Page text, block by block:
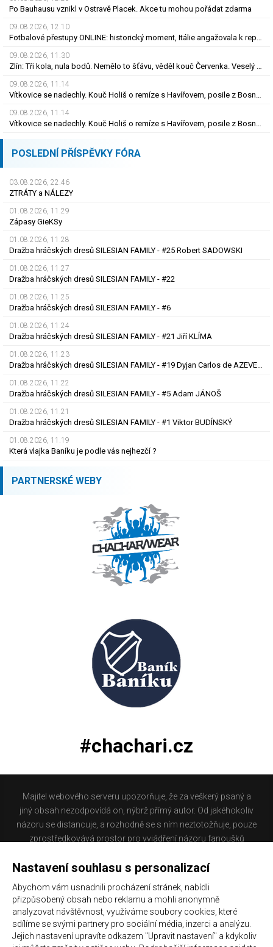
Po Bauhausu vznikl v Ostravě Placek. Akce tu mohou pořádat zdarma
09.08.2026, 12.10
Fotbalové přestupy ONLINE: historický moment, Itálie angažovala k reprezentaci šermířku
09.08.2026, 11.30
Zlín: Tři kola, nula bodů. Nemělo to šťávu, věděl kouč Červenka. Veselý dostal dárek
09.08.2026, 11.14
Vítkovice se nadechly. Kouč Holiš o remíze s Havířovem, posile z Bosny i béčku
09.08.2026, 11.14
Vítkovice se nadechly. Kouč Holiš o remíze s Havířovem, posile z Bosny i béčku
POSLEDNÍ PŘÍSPĚVKY FÓRA
03.08.2026, 22.46
ZTRÁTY a NÁLEZY
01.08.2026, 11.29
Zápasy GieKSy
01.08.2026, 11.28
Dražba hráčských dresů SILESIAN FAMILY - #25 Robert SADOWSKI
01.08.2026, 11.27
Dražba hráčských dresů SILESIAN FAMILY - #22
01.08.2026, 11.25
Dražba hráčských dresů SILESIAN FAMILY - #6
01.08.2026, 11.24
Dražba hráčských dresů SILESIAN FAMILY - #21 Jiří KLÍMA
01.08.2026, 11.23
Dražba hráčských dresů SILESIAN FAMILY - #19 Dyjan Carlos de AZEVEDO
01.08.2026, 11.22
Dražba hráčských dresů SILESIAN FAMILY - #5 Adam JÁNOŠ
01.08.2026, 11.21
Dražba hráčských dresů SILESIAN FAMILY - #1 Viktor BUDÍNSKÝ
01.08.2026, 11.19
Která vlajka Baníku je podle vás nejhezčí ?
PARTNERSKÉ WEBY
#chachari.cz
Majitel webového serveru upozorňuje, že za veškerý psaný a
jiný obsah nezodpovídá on, nýbrž přímý autor. Od jakéhokoliv
názoru se distancuje, a rozhodně se s ním neztotožňuje, pouze
zprostředkovává prostor pro vyjádření názoru fanoušků
nacházíte obsahuje materiál, který někteří lidé mohou
nejsou dle právní úpravy zákona č. 480/2004 Sb., o některých
službách informační společnosti a o změně některých zákonů
(zákon o některých službách informační společnosti) a
zejména §6 citovaného zákona, odpovědni za příspěvky
Nastavení souhlasu s personalizací
Abychom vám usnadnili procházení stránek, nabídli
přizpůsobený obsah nebo reklamu a mohli anonymně
analyzovat návštěvnost, využíváme soubory cookies, které
sdílíme se svými partnery pro sociální média, inzerci a analýzu.
Jejich nastavení upravíte odkazem "Upravit nastavení" a kdykoliv